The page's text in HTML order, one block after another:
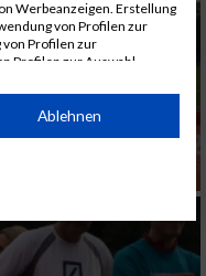
Werbeanzeigen. Erstellung
von Profilen zur
Profilen zur
Profilen zur Auswahl
durch Statistiken oder
Entwicklung und
weitergegeben und in die
Ablehnen